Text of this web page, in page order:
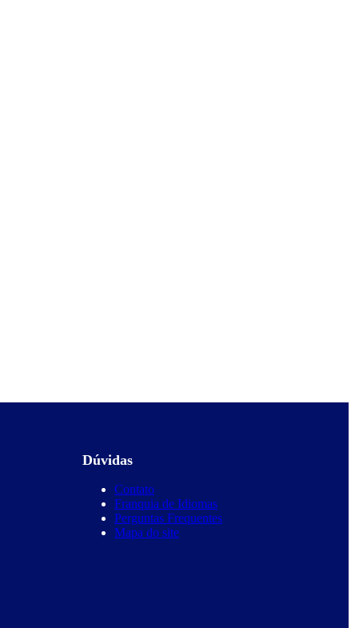
Dúvidas
Contato
Franquia de Idiomas
Perguntas Frequentes
Mapa do site